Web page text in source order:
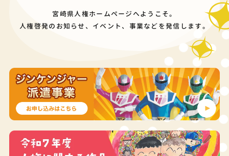
宮崎県人権ホームページへようこそ。
人権啓発のお知らせ、イベント、事業などを発信します。